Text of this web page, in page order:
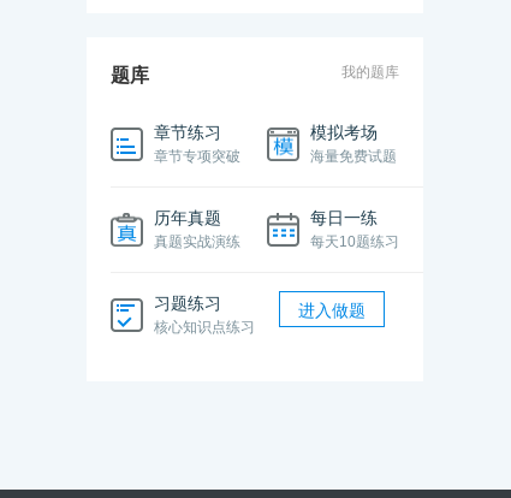
题库 我的题库
章节练习
章节专项突破
模拟考场
海量免费试题
历年真题
真题实战演练
每日一练
每天10题练习
习题练习
核心知识点练习
进入做题